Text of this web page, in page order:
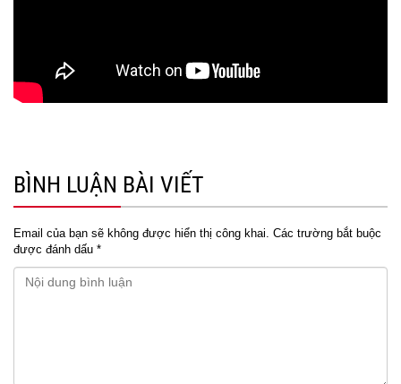
BÌNH LUẬN BÀI VIẾT
Email của bạn sẽ không được hiển thị công khai. Các trường bắt buộc
được đánh dấu *